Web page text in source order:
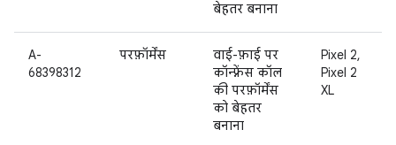
बेहतर बनाना
A-
68398312
परफ़ॉर्मेंस
वाई-फ़ाई पर
कॉन्फ़्रेंस कॉल
की परफ़ॉर्मेंस
को बेहतर
बनाना
Pixel 2,
Pixel 2
XL